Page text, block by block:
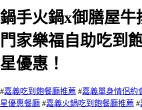
鍋手火鍋x御膳屋牛
門家樂福自助吃到
星優惠！
#嘉義吃到飽餐廳推薦 #嘉義單身情侶約
星優惠餐廳 #嘉義火鍋吃到飽餐廳推薦 #